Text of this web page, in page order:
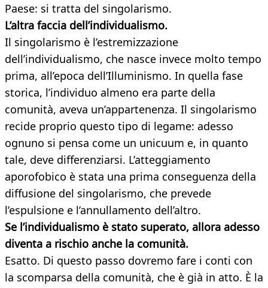
Paese: si tratta del singolarismo.
L’altra faccia dell’individualismo.
Il singolarismo è l’estremizzazione
dell’individualismo, che nasce invece molto tempo
prima, all’epoca dell’Illuminismo. In quella fase
storica, l’individuo almeno era parte della
comunità, aveva un’appartenenza. Il singolarismo
recide proprio questo tipo di legame: adesso
ognuno si pensa come un unicuum e, in quanto
tale, deve differenziarsi. L’atteggiamento
aporofobico è stata una prima conseguenza della
diffusione del singolarismo, che prevede
l’espulsione e l’annullamento dell’altro.
Se l’individualismo è stato superato, allora adesso
diventa a rischio anche la comunità.
Esatto. Di questo passo dovremo fare i conti con
la scomparsa della comunità, che è già in atto. È la